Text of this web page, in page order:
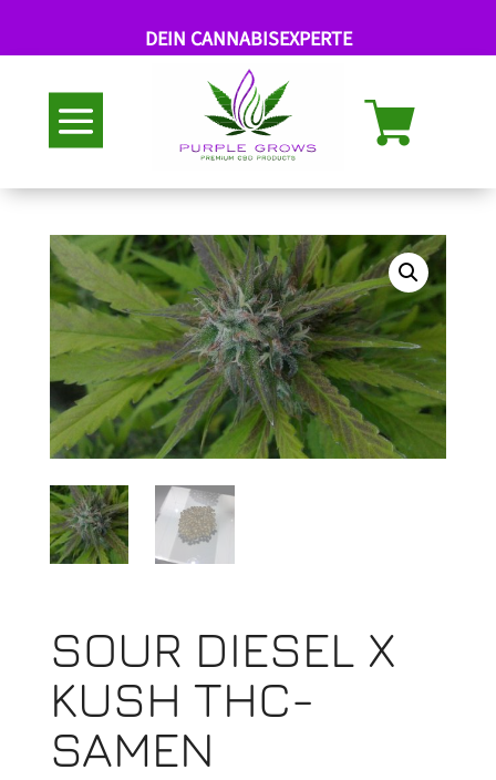
DEIN CANNABISEXPERTE
Abholung nach Termin
SOUR DIESEL X
KUSH THC-
SAMEN